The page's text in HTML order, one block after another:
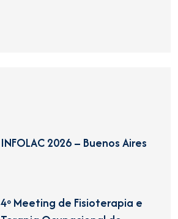
INFOLAC 2026 – Buenos Aires
4º Meeting de Fisioterapia e